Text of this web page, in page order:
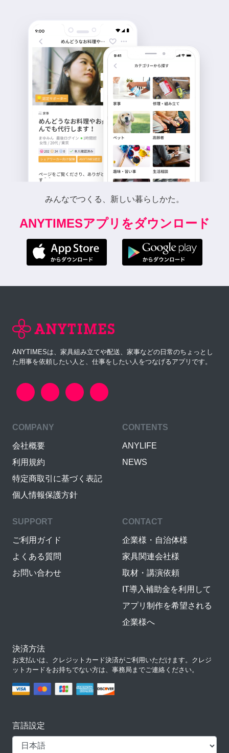
みんなでつくる、新しい暮らしかた。
ANYTIMESアプリをダウンロード
ANYTIMESは、家具組み立てや配送、家事などの日常のちょっとし
た用事を依頼したい人と、仕事をしたい人をつなげるアプリです。
COMPANY
会社概要
利用規約
特定商取引に基づく表記
個人情報保護方針
CONTENTS
ANYLIFE
NEWS
SUPPORT
ご利用ガイド
よくある質問
お問い合わせ
CONTACT
企業様・自治体様
家具関連会社様
取材・講演依頼
IT導入補助金を利用して
アプリ制作を希望される
企業様へ
決済方法
お支払いは、クレジットカード決済がご利用いただけます。クレジ
ットカードをお持ちでない方は、事務局までご連絡ください。
言語設定